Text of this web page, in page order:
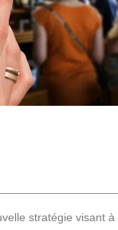
stratégie visant